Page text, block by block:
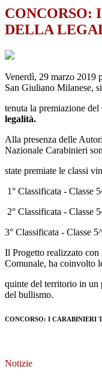
CONCORSO:
DELLA
Venerdì, 29 marzo 2019
San Giuliano Milanese,
tenuta la premiazione del
legalità.
Alla presenza delle
Nazionale Carabinieri
state premiate le classi
1° Classificata - Classe
2° Classificata - Classe
3° Classificata - Classe
Il Progetto realizzato
Comunale, ha coinvolto
quinte del territorio in un
del bullismo.
CONCORSO: I CARABINIERI
Notizie